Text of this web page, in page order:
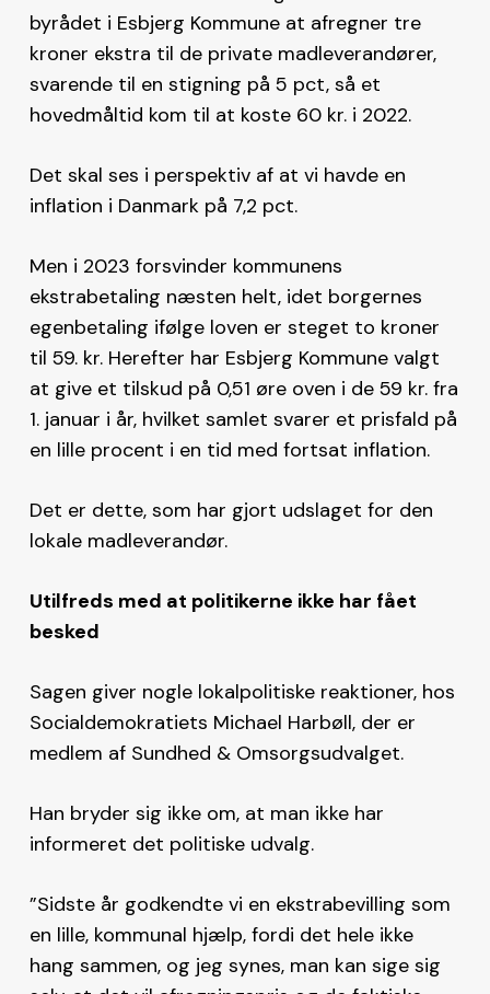
byrådet i Esbjerg Kommune at afregner tre
kroner ekstra til de private madleverandører,
svarende til en stigning på 5 pct, så et
hovedmåltid kom til at koste 60 kr. i 2022.
Det skal ses i perspektiv af at vi havde en
inflation i Danmark på 7,2 pct.
Men i 2023 forsvinder kommunens
ekstrabetaling næsten helt, idet borgernes
egenbetaling ifølge loven er steget to kroner
til 59. kr. Herefter har Esbjerg Kommune valgt
at give et tilskud på 0,51 øre oven i de 59 kr. fra
1. januar i år, hvilket samlet svarer et prisfald på
en lille procent i en tid med fortsat inflation.
Det er dette, som har gjort udslaget for den
lokale madleverandør.
Utilfreds med at politikerne ikke har fået
besked
Sagen giver nogle lokalpolitiske reaktioner, hos
Socialdemokratiets Michael Harbøll, der er
medlem af Sundhed & Omsorgsudvalget.
Han bryder sig ikke om, at man ikke har
informeret det politiske udvalg.
”Sidste år godkendte vi en ekstrabevilling som
en lille, kommunal hjælp, fordi det hele ikke
hang sammen, og jeg synes, man kan sige sig